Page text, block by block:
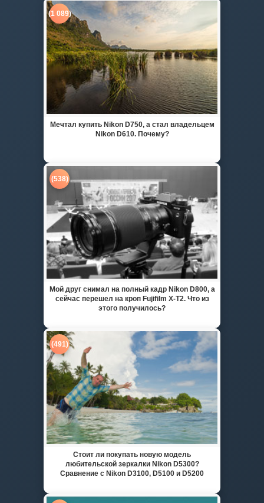
(1 089)
Мечтал купить Nikon D750, а стал владельцем
Nikon D610. Почему?
(538)
Мой друг снимал на полный кадр Nikon D800, а
сейчас перешел на кроп Fujifilm X-T2. Что из
этого получилось?
(491)
Стоит ли покупать новую модель
любительской зеркалки Nikon D5300?
Сравнение с Nikon D3100, D5100 и D5200